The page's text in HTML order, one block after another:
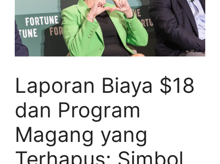
Laporan Biaya $18
dan Program
Magang yang
Terhapus: Simbol